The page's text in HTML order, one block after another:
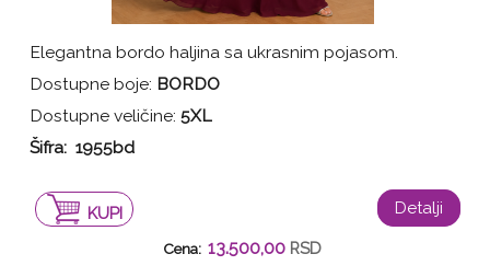
Elegantna bordo haljina sa ukrasnim pojasom.
Dostupne boje: BORDO
Dostupne veličine: 5XL
Šifra: 1955bd
KUPI Detalji
Cena: 13.500,00 RSD